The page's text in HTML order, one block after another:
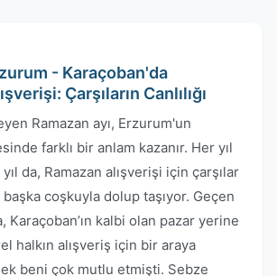
- Karaçoban'da
Çarşıların Canlılığı
Ramazan ayı, Erzurum'un
farklı bir anlam kazanır. Her yıl
da, Ramazan alışverişi için çarşılar
coşkuyla dolup taşıyor. Geçen
Karaçoban’ın kalbi olan pazar yerine
halkın alışveriş için bir araya
beni çok mutlu etmişti. Sebze